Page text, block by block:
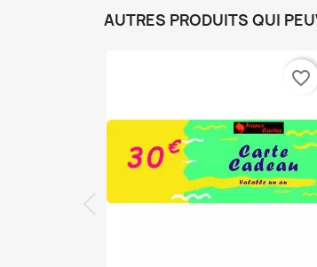
AUTRES PRODUITS QUI
favorite_border